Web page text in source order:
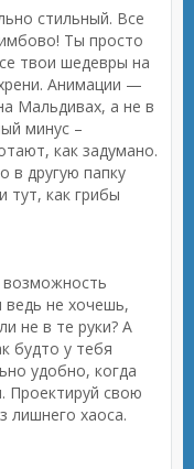
стильный. Все
Ты просто
твои шедевры на
Анимации —
Мальдивах, а не в
минус –
как задумано.
в другую папку
тут, как грибы
возможность
не хочешь,
не в те руки? А
будто у тебя
удобно, когда
Проектируй свою
лишнего хаоса.